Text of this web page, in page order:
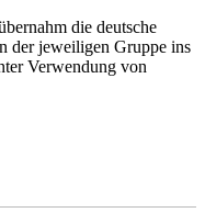
die deutsche
der jeweiligen Gruppe ins
Verwendung von